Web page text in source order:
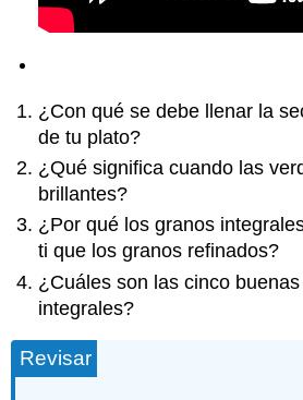
¿Con qué se debe llenar la
de tu plato?
¿Qué significa cuando las
brillantes?
¿Por qué los granos
ti que los granos refinados?
¿Cuáles son las cinco
integrales?
Revisar